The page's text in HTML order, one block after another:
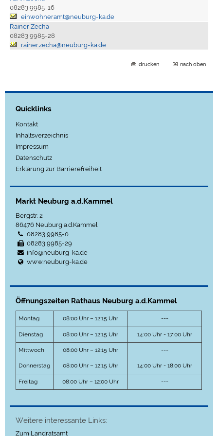
08283 9985-16
einwohneramt@neuburg-ka.de
Rainer Zecha
08283 9985-28
rainer.zecha@neuburg-ka.de
drucken nach oben
Quicklinks
Kontakt
Inhaltsverzeichnis
Impressum
Datenschutz
Erklärung zur Barrierefreiheit
Markt Neuburg a.d.Kammel
Bergstr. 2
86476 Neuburg a.d.Kammel
08283 9985-0
08283 9985-29
info@neuburg-ka.de
www.neuburg-ka.de
Öffnungszeiten Rathaus Neuburg a.d.Kammel
Montag 08:00 Uhr – 12:15 Uhr ---
Dienstag 08:00 Uhr – 12:15 Uhr 14:00 Uhr - 17:00 Uhr
Mittwoch 08:00 Uhr – 12:15 Uhr ---
Donnerstag 08:00 Uhr – 12:15 Uhr 14:00 Uhr - 18:00 Uhr
Freitag 08:00 Uhr – 12:00 Uhr ---
Weitere interessante Links:
Zum Landratsamt